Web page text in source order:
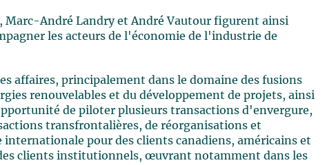
Marc-André Landry et André Vautour figurent ainsi
les acteurs de l'économie de l'industrie de
affaires, principalement dans le domaine des fusions
renouvelables et du développement de projets, ainsi
de piloter plusieurs transactions d'envergure,
transfrontalières, de réorganisations et
internationale pour des clients canadiens, américains et
clients institutionnels, œuvrant notamment dans les